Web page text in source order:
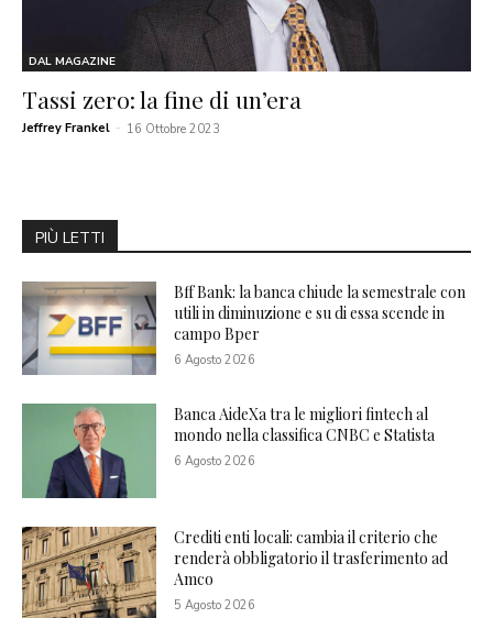
DAL MAGAZINE
Tassi zero: la fine di un’era
Jeffrey Frankel - 16 Ottobre 2023
PIÙ LETTI
Bff Bank: la banca chiude la semestrale con
utili in diminuzione e su di essa scende in
campo Bper
6 Agosto 2026
Banca AideXa tra le migliori fintech al
mondo nella classifica CNBC e Statista
6 Agosto 2026
Crediti enti locali: cambia il criterio che
renderà obbligatorio il trasferimento ad
Amco
5 Agosto 2026